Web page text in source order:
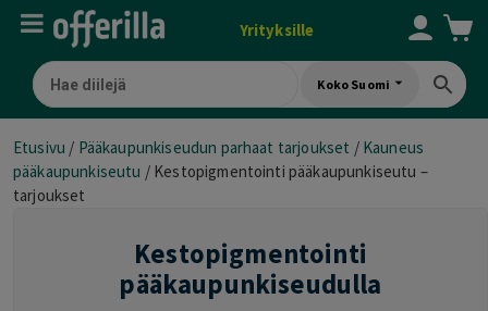
Yrityksille
Koko Suomi
Etusivu / Pääkaupunkiseudun parhaat tarjoukset / Kauneus
pääkaupunkiseutu /Kestopigmentointi pääkaupunkiseutu –
tarjoukset
Kestopigmentointi
pääkaupunkiseudulla